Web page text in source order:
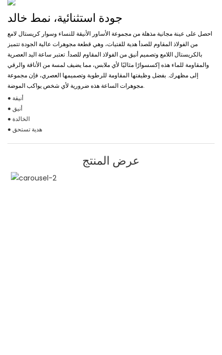
احصل على عينة مجانية مذهلة من مجموعة الأساور الأنيقة للنساء وسوار كريستال لامع
من الفولاذ المقاوم للصدأ هدية للفتيات، وهي قطعة مجوهرات عالية الجودة تتميز
بالكريستال اللامع وتصميم أنيق من الفولاذ المقاوم للصدأ. تعتبر ساعة اليد العصرية
والمقاومة للماء هذه إكسسوارًا مثاليًا لأي ملابس، مما يضيف لمسة من الأناقة والرقي
إلى مظهرك. بفضل وظيفتها المقاومة للرطوبة وتصميمها العصري، فإن مجموعة
مجوهرات الساعة هذه ضرورية لأي شخص يواكب الموضة.
● أنيقة
● أنيق
● الخالدة
● هدية تستحق
عرض المنتج